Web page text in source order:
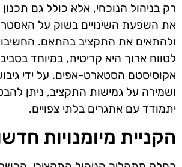
רק בניהול הנוכחי, אלא כולל גם
את השפעת השינויים בשוק על
ולהתאים את התקציב בהתאם.
לטווח ארוך היא קריטית, במיוחד
אקוסיסטם הסטארט-אפים. על ידי
ושמירה על גמישות התקציב, ניתן
יתמודד עם אתגרים בלתי צפויים.
הקניית מיומנויות